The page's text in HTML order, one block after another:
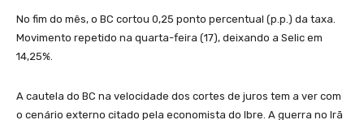
No fim do mês, o BC cortou 0,25 ponto percentual (p.p.) da taxa.
Movimento repetido na quarta-feira (17), deixando a Selic em
14,25%.
A cautela do BC na velocidade dos cortes de juros tem a ver com
o cenário externo citado pela economista do Ibre. A guerra no Irã